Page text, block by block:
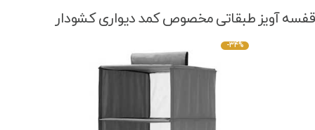
قفسه آویز طبقاتی مخصوص کمد دیواری کشودار
-34%